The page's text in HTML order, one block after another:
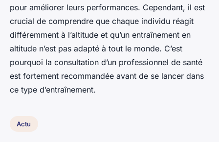
pour améliorer leurs performances. Cependant, il est
crucial de comprendre que chaque individu réagit
différemment à l’altitude et qu’un entraînement en
altitude n’est pas adapté à tout le monde. C’est
pourquoi la consultation d’un professionnel de santé
est fortement recommandée avant de se lancer dans
ce type d’entraînement.
Actu